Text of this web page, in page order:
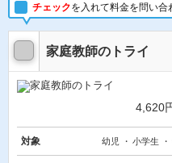
チェックを入れて料金を問い合
家庭教師のトライ
4,620
対象 幼児 小学生